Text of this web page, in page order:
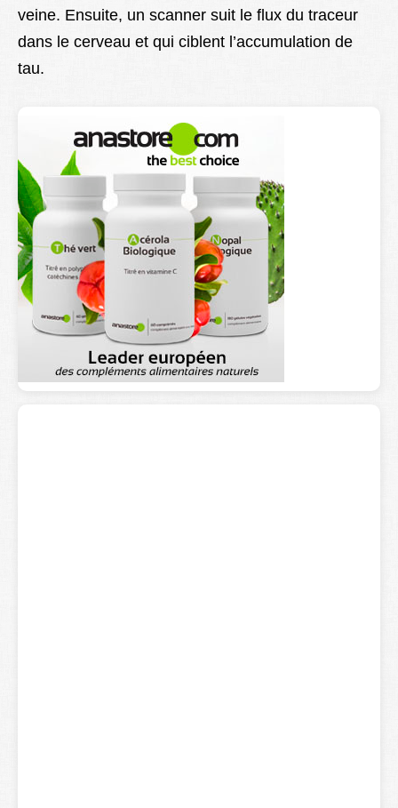
veine. Ensuite, un scanner suit le flux du traceur
dans le cerveau et qui ciblent l’accumulation de
tau.